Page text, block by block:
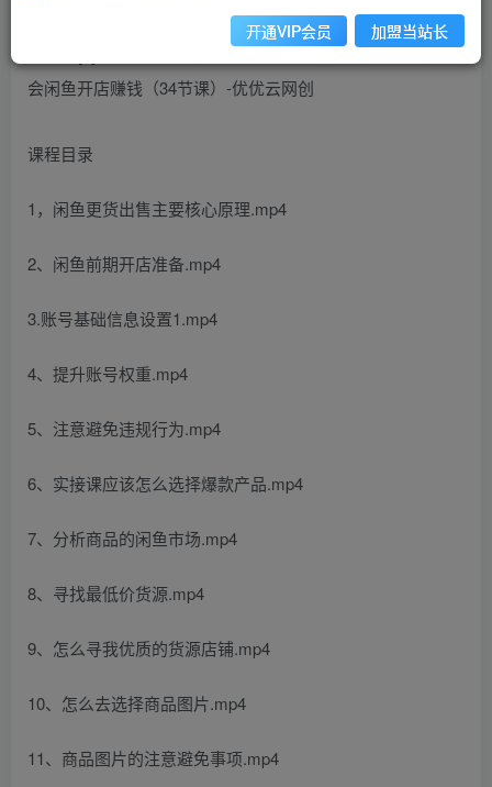
课程目录
1，闲鱼更货出售主要核心原理.mp4
2、闲鱼前期开店准备.mp4
3.账号基础信息设置1.mp4
4、提升账号权重.mp4
5、注意避免违规行为.mp4
6、实接课应该怎么选择爆款产品.mp4
7、分析商品的闲鱼市场.mp4
8、寻找最低价货源.mp4
9、怎么寻我优质的货源店铺.mp4
10、怎么去选择商品图片.mp4
11、商品图片的注意避免事项.mp4
开通VIP会员 加盟当站长